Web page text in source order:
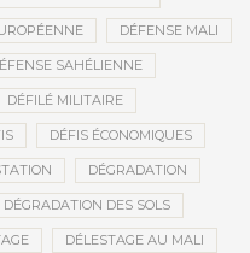
DÉFENSE MALI
SAHÉLIENNE
DÉFILÉ MILITAIRE
DÉFIS ÉCONOMIQUES
DÉGRADATION
DÉGRADATION DES SOLS
DÉLESTAGE AU MALI